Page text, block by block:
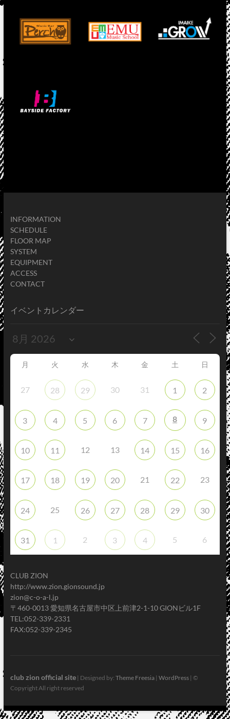
INFORMATION
SCHEDULE
FLOOR MAP
SYSTEM
EQUIPMENT
ACCESS
CONTACT
イベントカレンダー
月 火 水 木 金 土 日
27 28 29 30 31 1 2
3 4 5 6 7 8 9
10 11 12 13 14 15 16
17 18 19 20 21 22 23
24 25 26 27 28 29 30
31 1 2 3 4 5 6
CLUB ZION
http://www.zion.gionsound.jp
zion@c-o-a-l.jp
〒460-0013 愛知県名古屋市中区上前津2-1-10 GIONビル1F
TEL:052-339-2331
FAX:052-339-2345
club zion official site| Designed by: Theme Freesia| WordPress| ©
Copyright All right reserved